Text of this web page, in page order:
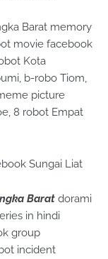
Barat memory
movie facebook
Kota
b-robo Tiom,
picture
8 robot Empat
Barat dorami
in hindi
group
incident